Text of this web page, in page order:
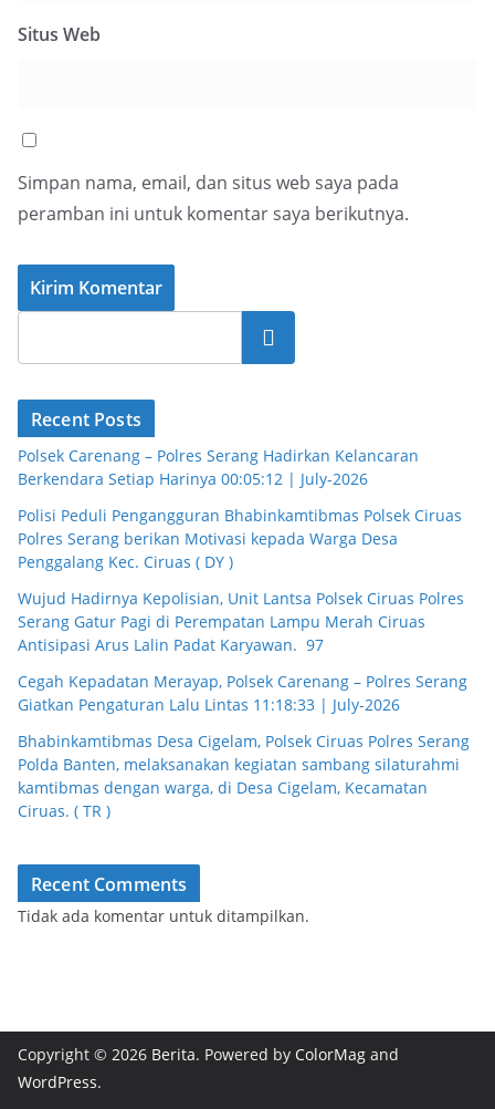
Situs Web
Simpan nama, email, dan situs web saya pada
peramban ini untuk komentar saya berikutnya.
Cari
Recent Posts
Polsek Carenang – Polres Serang Hadirkan Kelancaran
Berkendara Setiap Harinya 00:05:12 | July-2026
Polisi Peduli Pengangguran Bhabinkamtibmas Polsek Ciruas
Polres Serang berikan Motivasi kepada Warga Desa
Penggalang Kec. Ciruas ( DY )
Wujud Hadirnya Kepolisian, Unit Lantsa Polsek Ciruas Polres
Serang Gatur Pagi di Perempatan Lampu Merah Ciruas
Antisipasi Arus Lalin Padat Karyawan. 97
Cegah Kepadatan Merayap, Polsek Carenang – Polres Serang
Giatkan Pengaturan Lalu Lintas 11:18:33 | July-2026
Bhabinkamtibmas Desa Cigelam, Polsek Ciruas Polres Serang
Polda Banten, melaksanakan kegiatan sambang silaturahmi
kamtibmas dengan warga, di Desa Cigelam, Kecamatan
Ciruas. ( TR )
Recent Comments
Tidak ada komentar untuk ditampilkan.
Copyright © 2026 Berita. Powered by ColorMag and
WordPress.